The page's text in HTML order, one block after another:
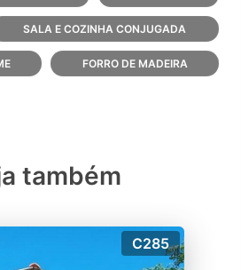
SALA E COZINHA CONJUGADA
FORRO DE MADEIRA
também
C285